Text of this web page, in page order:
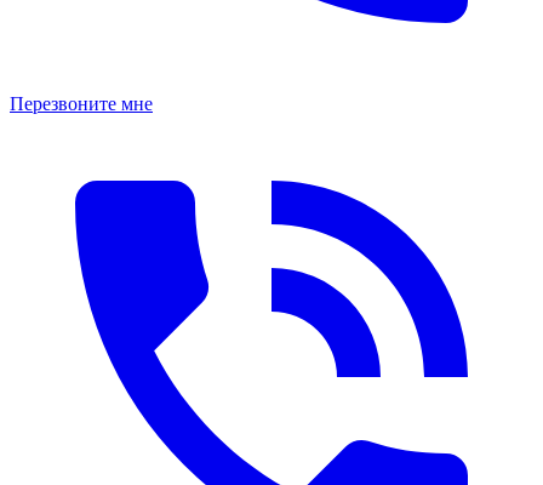
Перезвоните мне